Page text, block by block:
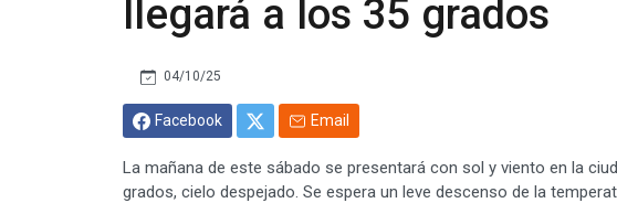
llegará a los 35 grados
04/10/25
Facebook Email
La mañana de este sábado se presentará con sol y viento en la
grados, cielo despejado. Se espera un leve descenso de la